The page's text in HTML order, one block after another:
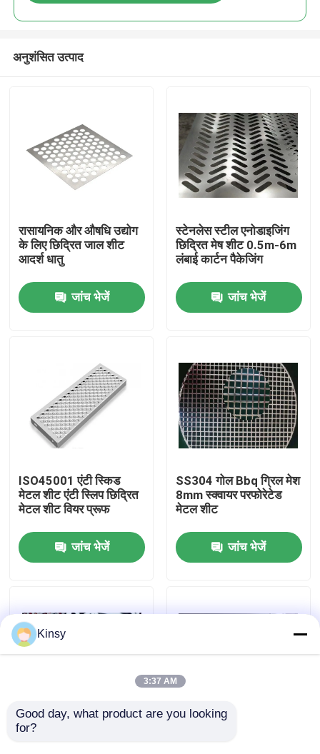
वी.आर. शो
हमारे बारे में
कारखाने का दौरा
गुणवत्ता नियंत्रण
हमसे संपर्क करें
समाचार
अनुशंसित उत्पाद
रासायनिक और औषधि उद्योग
के लिए छिद्रित जाल शीट
आदर्श धातु
जांच भेजें
स्टेनलेस स्टील एनोडाइजिंग
छिद्रित मेष शीट 0.5m-6m
लंबाई कार्टन पैकेजिंग
जांच भेजें
ISO45001 एंटी स्किड
मेटल शीट एंटी स्लिप छिद्रित
मेटल शीट वियर प्रूफ
जांच भेजें
SS304 गोल Bbq ग्रिल मेश
8mm स्क्वायर परफोरेटेड
मेटल शीट
जांच भेजें
उच्च खुले क्षेत्र छिद्रित स्टील
Kinsy
3:37 AM
Good day, what product are you looking
for?